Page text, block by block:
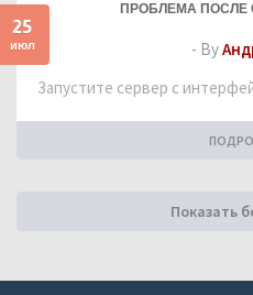
25
июл
ПРОБЛЕМА ПОСЛЕ
- By
Запустите сервер с
Показать